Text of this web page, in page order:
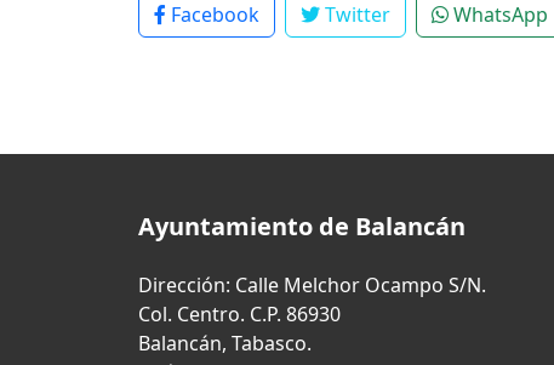
Facebook Twitter WhatsApp
Ayuntamiento de Balancán
Dirección: Calle Melchor Ocampo S/N.
Col. Centro. C.P. 86930
Balancán, Tabasco.